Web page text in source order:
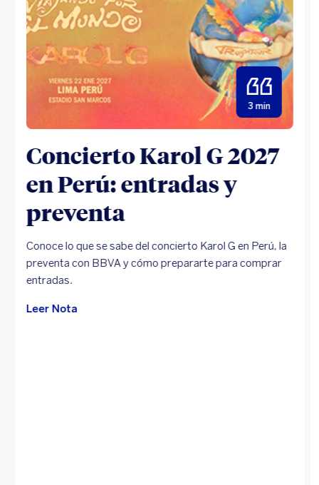
3 min
Concierto Karol G 2027
en Perú: entradas y
preventa
Conoce lo que se sabe del concierto Karol G en Perú, la
preventa con BBVA y cómo prepararte para comprar
entradas.
Leer Nota